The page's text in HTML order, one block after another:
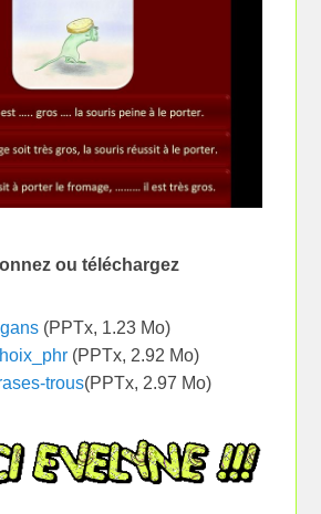
ou téléchargez
(PPTx, 1.23 Mo)
(PPTx, 2.92 Mo)
trous(PPTx, 2.97 Mo)